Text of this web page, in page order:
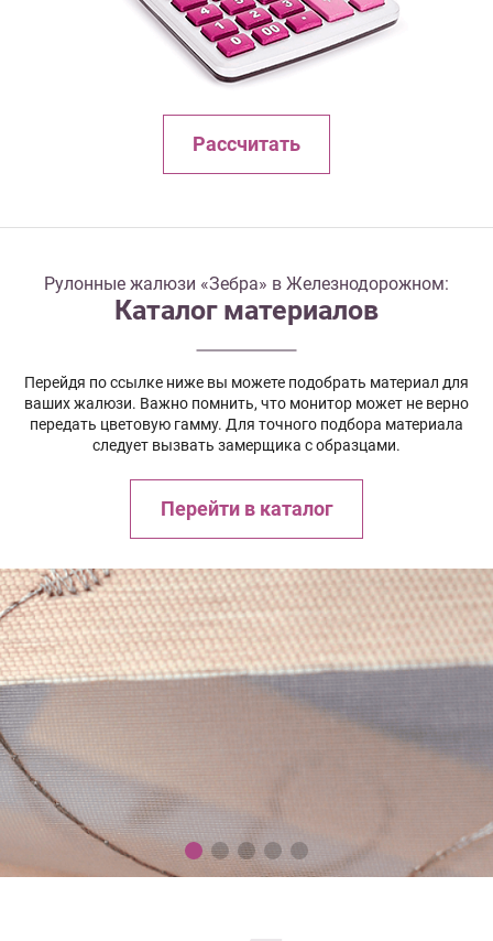
Рассчитать
Рулонные жалюзи «Зебра» в Железнодорожном:
Каталог материалов
Перейдя по ссылке ниже вы можете подобрать материал для
ваших жалюзи. Важно помнить, что монитор может не верно
передать цветовую гамму. Для точного подбора материала
следует вызвать замерщика с образцами.
Перейти в каталог